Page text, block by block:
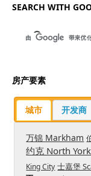
SEARCH WITH
房产要素
城市 开发商
万锦 Markham
约克 North York
King City 士嘉堡